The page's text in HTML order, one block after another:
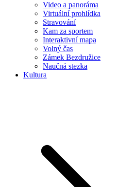
Video a panoráma
Virtuální prohlídka
Stravování
Kam za sportem
Interaktivní mapa
Volný čas
Zámek Bezdružice
Naučná stezka
Kultura